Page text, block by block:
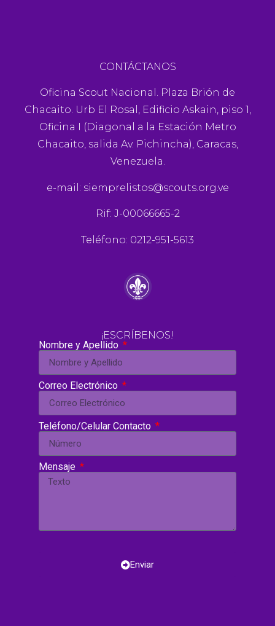
CONTÁCTANOS
Oficina Scout Nacional. Plaza Brión de
Chacaito. Urb El Rosal, Edificio Askain, piso 1,
Oficina I (Diagonal a la Estación Metro
Chacaito, salida Av. Pichincha), Caracas,
Venezuela.
e-mail: siemprelistos@scouts.org.ve
Rif: J-00066665-2
Teléfono: 0212-951-5613
¡ESCRÍBENOS!
Nombre y Apellido
Correo Electrónico
Teléfono/Celular Contacto
Mensaje
Enviar